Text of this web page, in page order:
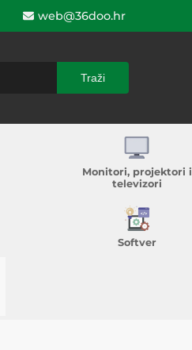
Traži
web@36doo.hr
Traži
Monitori, projektori i
televizori
Softver